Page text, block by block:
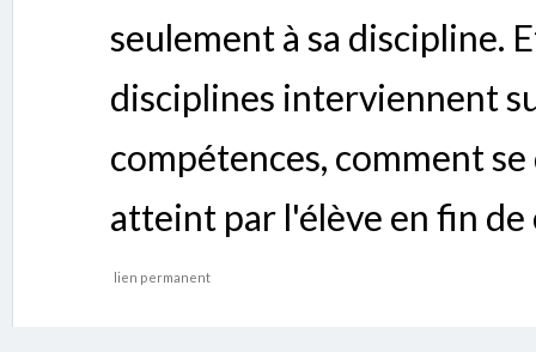
seulement à sa discipline.
disciplines interviennent
compétences, comment
atteint par l'élève en fin de
lien permanent